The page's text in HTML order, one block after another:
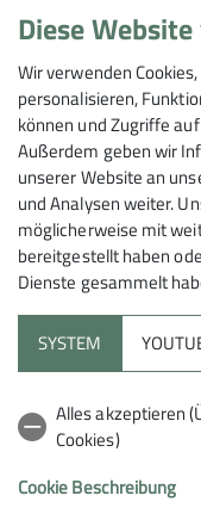
Demokratie, mehr
über globale
Klimaschutz ein.
zur Website
Sektion
Partner
Diese
Wir verwenden
personalisieren,
können und Zugriffe
Außerdem geben wir
unserer Website an
und Analysen weiter.
möglicherweise mit
bereitgestellt haben
Dienste gesammelt
SYSTEM
Alles akzeptieren
Cookies)
Cookie Beschreibung